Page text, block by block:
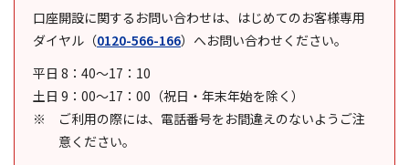
口座開設に関するお問い合わせは、はじめてのお客様専用
ダイヤル （0120-566-166） へお問い合わせください。
平日 8：40～17：10
土日 9：00～17：00（祝日・年末年始を除く）
ご利用の際には、電話番号をお間違えのないようご注
意ください。